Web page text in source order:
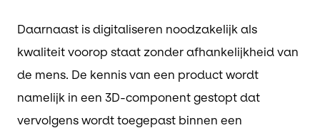
Daarnaast is digitaliseren noodzakelijk als
kwaliteit voorop staat zonder afhankelijkheid van
de mens. De kennis van een product wordt
namelijk in een 3D-component gestopt dat
vervolgens wordt toegepast binnen een